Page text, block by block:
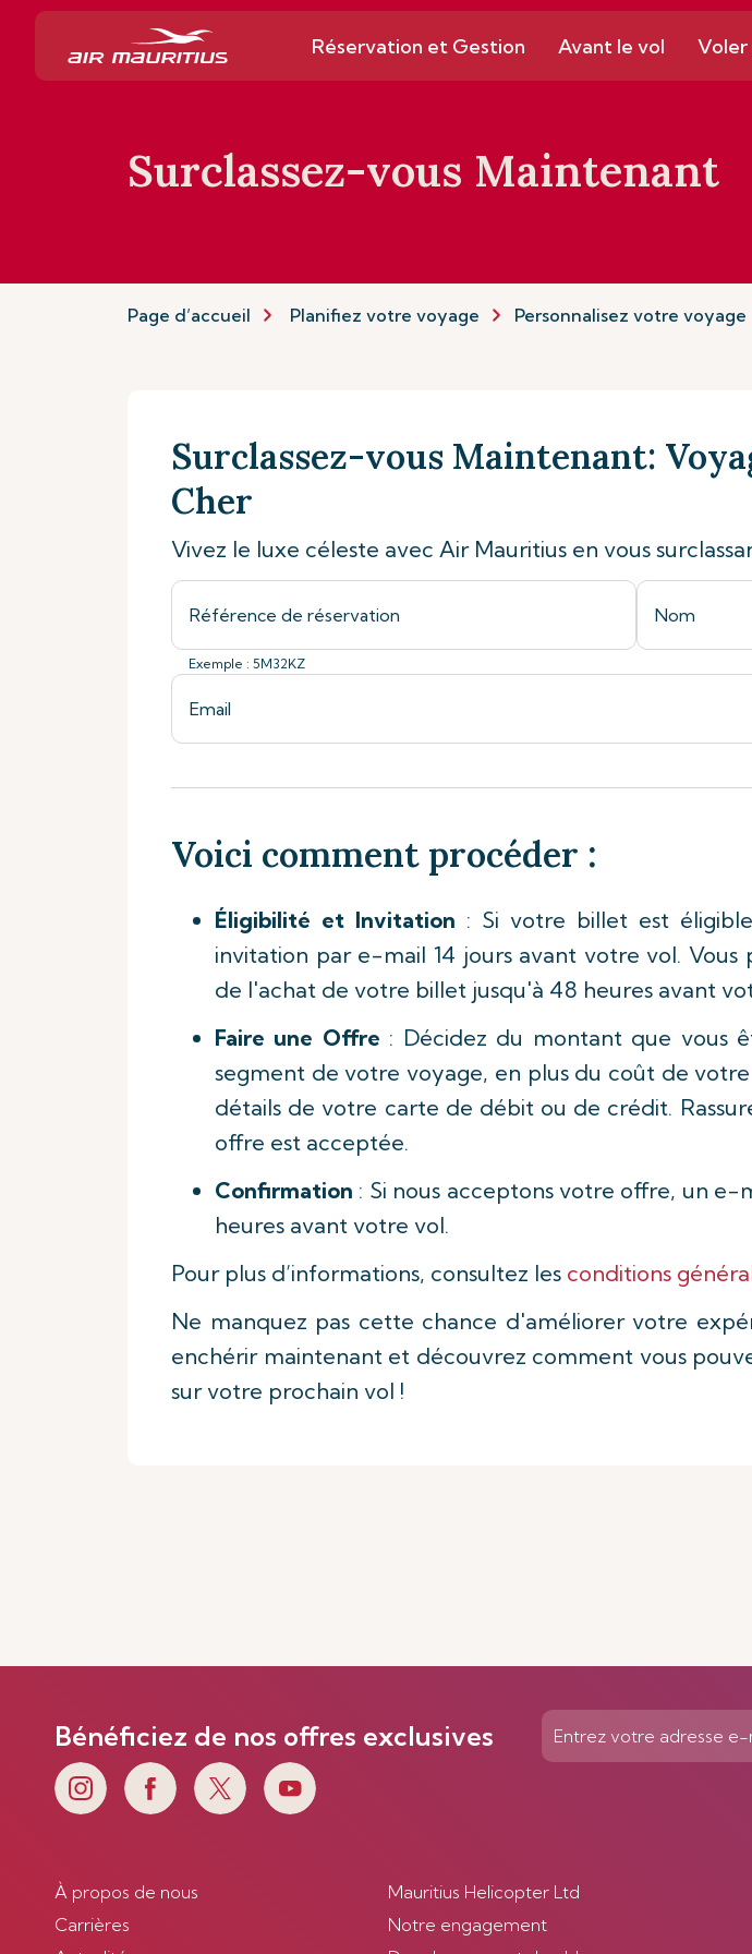
Réservation et Gestion Avant le vol Voler
Surclassez-vous Maintenant
Page d’accueil Planifiez votre voyage Personnalisez votre voyage
Surclassez-vous Maintenant:
Cher
Vivez le luxe céleste avec Air Mauritius en vous
Exemple : 5M32KZ
Voici comment procéder :
Éligibilité et Invitation : Si votre billet est
invitation par e-mail 14 jours avant votre vol.
de l'achat de votre billet jusqu'à 48 heures avant
Faire une Offre : Décidez du montant que vous
segment de votre voyage, en plus du coût de
détails de votre carte de débit ou de crédit.
offre est acceptée.
Confirmation : Si nous acceptons votre offre, un
heures avant votre vol.
Pour plus d’informations, consultez les conditions
Ne manquez pas cette chance d'améliorer votre
enchérir maintenant et découvrez comment vous
sur votre prochain vol !
Bénéficiez de nos offres exclusives
À propos de nous
Carrières
Mauritius Helicopter Ltd
Notre engagement